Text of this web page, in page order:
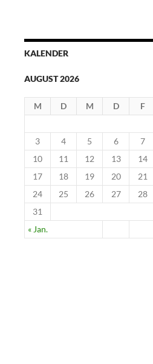
KALENDER
AUGUST 2026
M D M D F
« Jan.
3
4 5 6 7
10
11 12 13 14
17
18 19 20 21
24
25 26 27 28
31